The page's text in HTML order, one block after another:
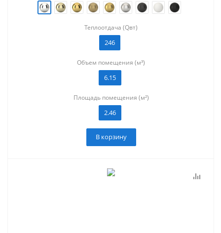
Теплоотдача (Qвт)
246
Объем помещения (м³)
6.15
Площадь помещения (м²)
2.46
В корзину